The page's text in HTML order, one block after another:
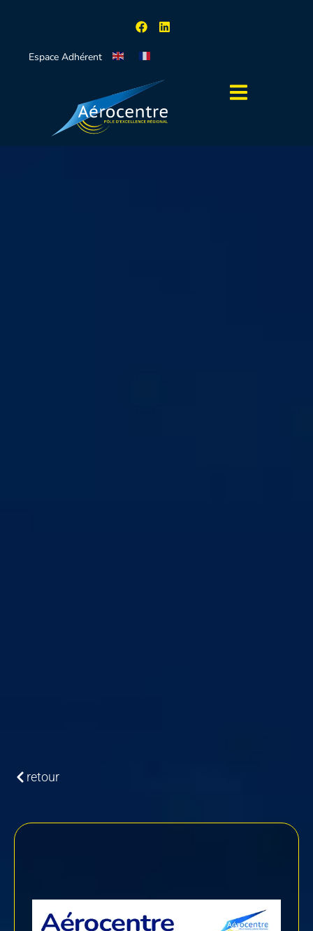
Espace Adhérent
retour